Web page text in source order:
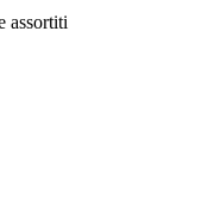
assortiti